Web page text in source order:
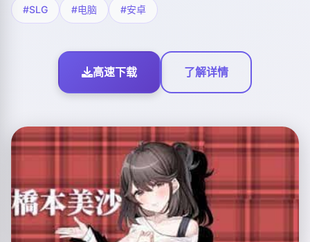
#SLG #电脑 #安卓
高速下载 了解详情